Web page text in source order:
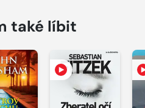
také líbit